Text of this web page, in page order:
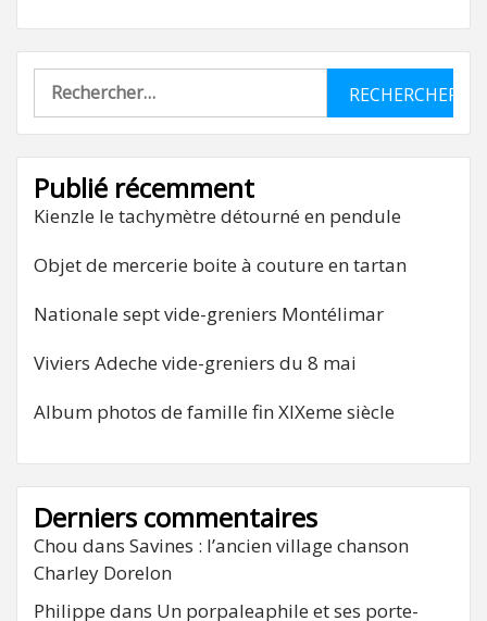
Rechercher :
Publié récemment
Kienzle le tachymètre détourné en pendule
Objet de mercerie boite à couture en tartan
Nationale sept vide-greniers Montélimar
Viviers Adeche vide-greniers du 8 mai
Album photos de famille fin XIXeme siècle
Derniers commentaires
Chou dans Savines : l’ancien village chanson
Charley Dorelon
Philippe dans Un porpaleaphile et ses porte-